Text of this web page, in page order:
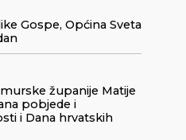
Gospe, Općina Sveta
županije Matije
pobjede i
i Dana hrvatskih